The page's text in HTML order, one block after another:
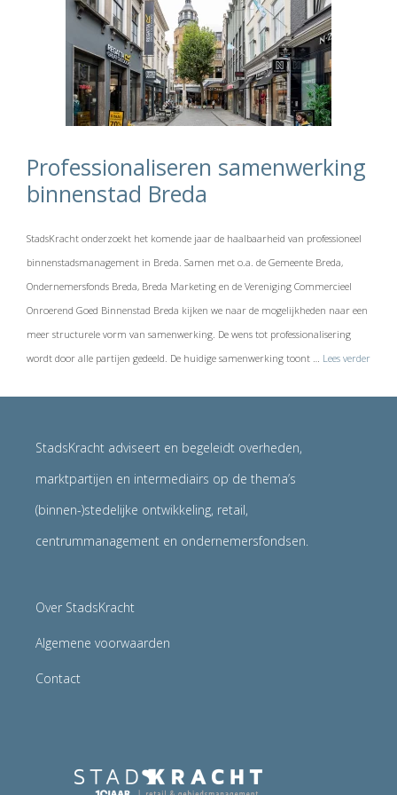
Professionaliseren samenwerking
binnenstad Breda
StadsKracht onderzoekt het komende jaar de haalbaarheid van professioneel
binnenstadsmanagement in Breda. Samen met o.a. de Gemeente Breda,
Ondernemersfonds Breda, Breda Marketing en de Vereniging Commercieel
Onroerend Goed Binnenstad Breda kijken we naar de mogelijkheden naar een
meer structurele vorm van samenwerking. De wens tot professionalisering
wordt door alle partijen gedeeld. De huidige samenwerking toont … Lees verder
StadsKracht adviseert en begeleidt overheden,
marktpartijen en intermediairs op de thema’s
(binnen-)stedelijke ontwikkeling, retail,
centrummanagement en ondernemersfondsen.
Over StadsKracht
Algemene voorwaarden
Contact